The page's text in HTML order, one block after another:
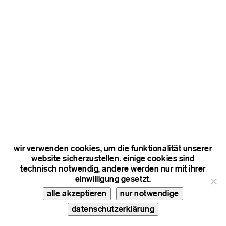
wir verwenden cookies, um die funktionalität unserer
website sicherzustellen. einige cookies sind
technisch notwendig, andere werden nur mit ihrer
einwilligung gesetzt.
alle akzeptieren
nur notwendige
datenschutzerklärung